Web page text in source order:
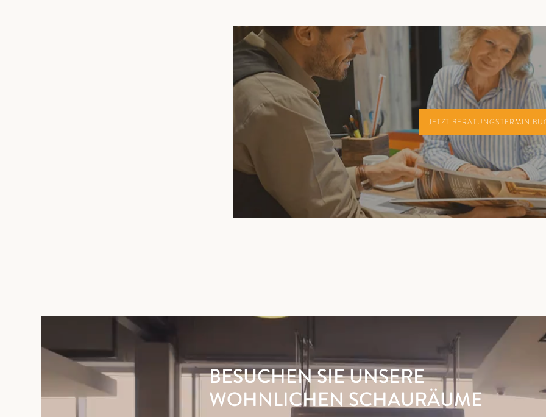
JETZT BERATUNGSTERMIN
BESUCHEN SIE UNSERE
WOHNLICHEN SCHAURÄUME